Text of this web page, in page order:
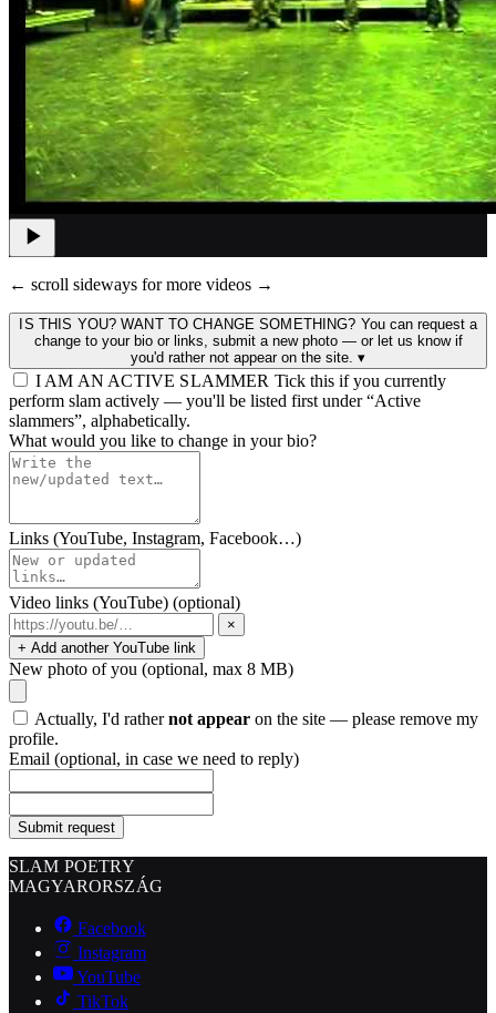
← scroll sideways for more videos →
IS THIS YOU? WANT TO CHANGE SOMETHING? You can request a
change to your bio or links, submit a new photo — or let us know if
you'd rather not appear on the site. ▾
I AM AN ACTIVE SLAMMER Tick this if you currently
perform slam actively — you'll be listed first under “Active
slammers”, alphabetically.
What would you like to change in your bio?
Links (YouTube, Instagram, Facebook…)
Video links (YouTube) (optional)
×
+ Add another YouTube link
New photo of you (optional, max 8 MB)
Actually, I'd rathernot appear on the site — please remove my
profile.
Email (optional, in case we need to reply)
Submit request
SLAM POETRY
MAGYARORSZÁG
Facebook
Instagram
YouTube
TikTok